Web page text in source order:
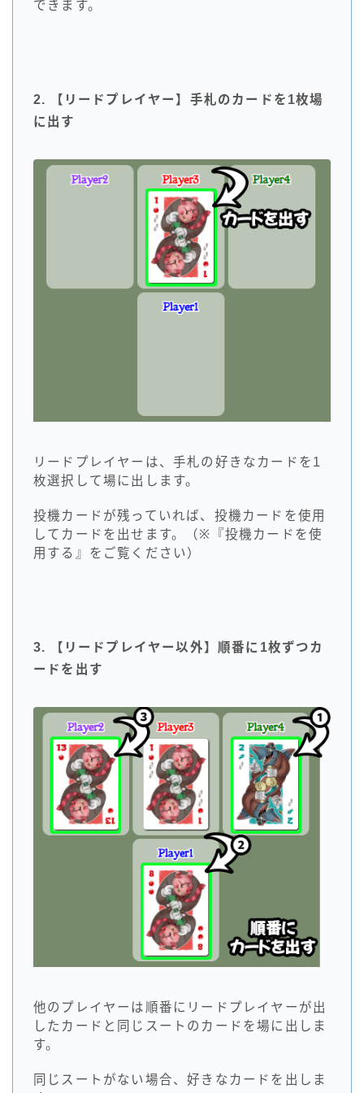
できます。
2. 【リードプレイヤー】手札のカードを1枚場
に出す
リードプレイヤーは、手札の好きなカードを1
枚選択して場に出します。
投機カードが残っていれば、投機カードを使用
してカードを出せます。（※『投機カードを使
用する』をご覧ください）
3. 【リードプレイヤー以外】順番に1枚ずつカ
ードを出す
他のプレイヤーは順番にリードプレイヤーが出
したカードと同じスートのカードを場に出しま
す。
同じスートがない場合、好きなカードを出しま